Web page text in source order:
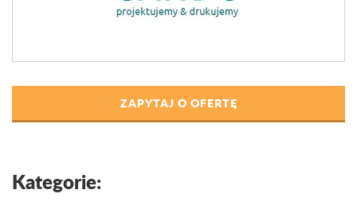
ZAPYTAJ O OFERTĘ
Kategorie: